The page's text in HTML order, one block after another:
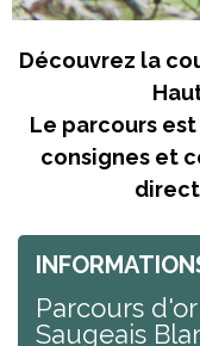
Découvrez la
Le parcours
consignes et
Parcours
Saugeais